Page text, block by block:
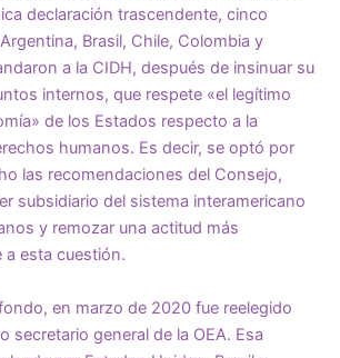
declaración trascendente, cinco
Brasil, Chile, Colombia y
a la CIDH, después de insinuar su
internos, que respete «el legítimo
de los Estados respecto a la
humanos. Es decir, se optó por
las recomendaciones del Consejo,
subsidiario del sistema interamericano
y remozar una actitud más
esta cuestión.
en marzo de 2020 fue reelegido
secretario general de la OEA. Esa